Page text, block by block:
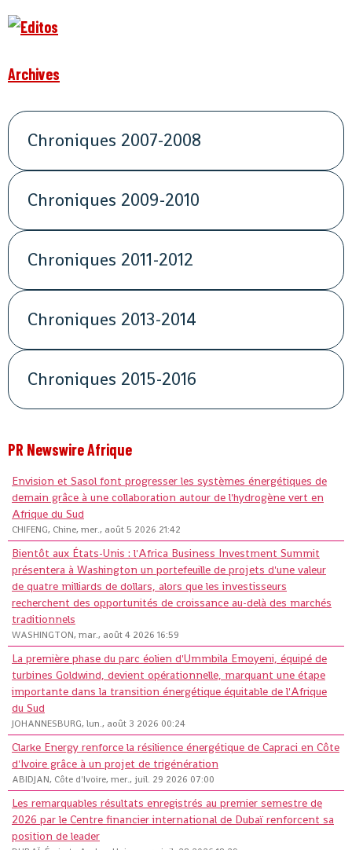
Archives
Chroniques 2007-2008
Chroniques 2009-2010
Chroniques 2011-2012
Chroniques 2013-2014
Chroniques 2015-2016
PR Newswire Afrique
Envision et Sasol font progresser les systèmes énergétiques de
demain grâce à une collaboration autour de l'hydrogène vert en
Afrique du Sud
CHIFENG, Chine, mer., août 5 2026 21:42
Bientôt aux États-Unis : l'Africa Business Investment Summit
présentera à Washington un portefeuille de projets d'une valeur
de quatre milliards de dollars, alors que les investisseurs
recherchent des opportunités de croissance au-delà des marchés
traditionnels
WASHINGTON, mar., août 4 2026 16:59
La première phase du parc éolien d'Ummbila Emoyeni, équipé de
turbines Goldwind, devient opérationnelle, marquant une étape
importante dans la transition énergétique équitable de l'Afrique
du Sud
JOHANNESBURG, lun., août 3 2026 00:24
Clarke Energy renforce la résilience énergétique de Capraci en Côte
d'Ivoire grâce à un projet de trigénération
ABIDJAN, Côte d'Ivoire, mer., juil. 29 2026 07:00
Les remarquables résultats enregistrés au premier semestre de
2026 par le Centre financier international de Dubaï renforcent sa
position de leader